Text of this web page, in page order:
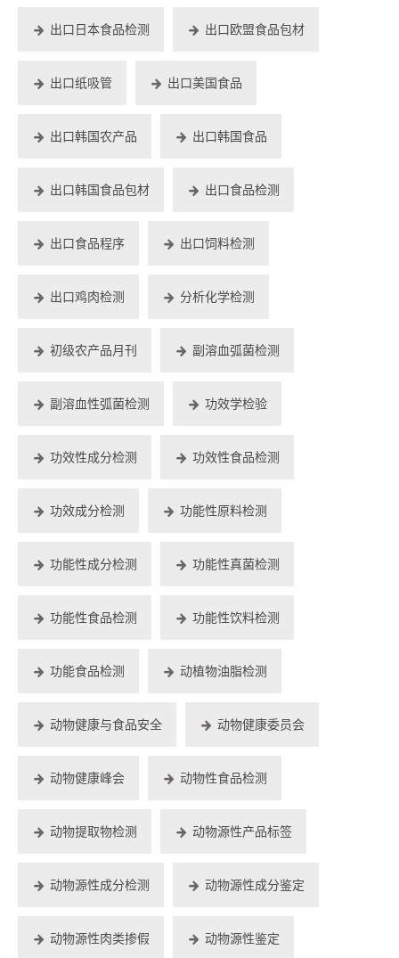
出口日本食品检测 出口欧盟食品包材
出口纸吸管 出口美国食品
出口韩国农产品 出口韩国食品
出口韩国食品包材 出口食品检测
出口食品程序 出口饲料检测
出口鸡肉检测 分析化学检测
初级农产品月刊 副溶血弧菌检测
副溶血性弧菌检测 功效学检验
功效性成分检测 功效性食品检测
功效成分检测 功能性原料检测
功能性成分检测 功能性真菌检测
功能性食品检测 功能性饮料检测
功能食品检测 动植物油脂检测
动物健康与食品安全 动物健康委员会
动物健康峰会 动物性食品检测
动物提取物检测 动物源性产品标签
动物源性成分检测 动物源性成分鉴定
动物源性肉类掺假 动物源性鉴定